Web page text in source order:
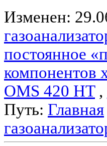
Изменен:
постоянное
компонентов
OMS 420 HT,
Путь: Главная